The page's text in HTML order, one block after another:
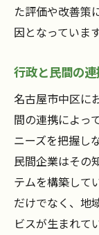
た評価や改善策
因となっています
行政と民間の
名古屋市中区に
間の連携によっ
ニーズを把握し
民間企業はその
テムを構築して
だけでなく、地
ビスが生まれて